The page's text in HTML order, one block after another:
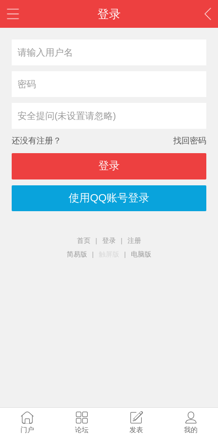
登录
安全提问(未设置请忽略)
还没有注册？ 找回密码
登录
使用QQ账号登录
首页 | 登录 |
注册
简易版
| 触屏版 | 电脑版
门户 论坛 发表 我的